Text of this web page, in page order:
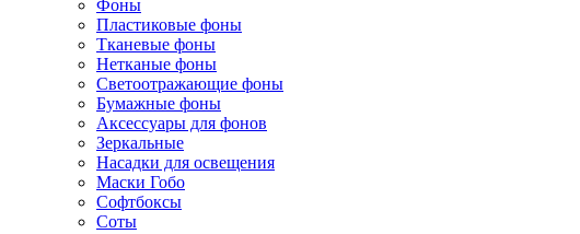
Фоны
Пластиковые фоны
Тканевые фоны
Нетканые фоны
Светоотражающие фоны
Бумажные фоны
Аксессуары для фонов
Зеркальные
Насадки для освещения
Маски Гобо
Софтбоксы
Соты